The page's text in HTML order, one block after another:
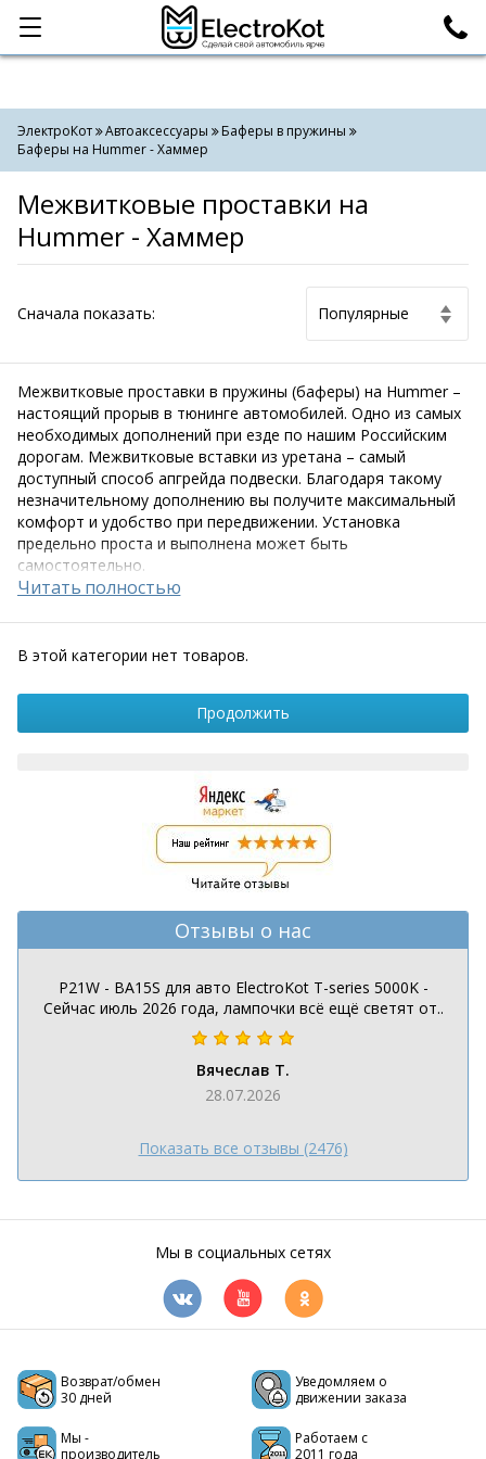
Категории Поиск
ЭлектроКот Автоаксессуары
Баферы в пружины
Баферы на Hummer - Хаммер
Межвитковые проставки на
Hummer - Хаммер
Cначала показать:
Межвитковые проставки в пружины (баферы) на Hummer –
настоящий прорыв в тюнинге автомобилей. Одно из самых
необходимых дополнений при езде по нашим Российским
дорогам. Межвитковые вставки из уретана – самый
доступный способ апгрейда подвески. Благодаря такому
незначительному дополнению вы получите максимальный
комфорт и удобство при передвижении. Установка
предельно проста и выполнена может быть
самостоятельно.
В этой категории нет товаров.
Продолжить
Отзывы о нас
P21W - BA15S для авто ElectroKot T-series 5000K -
Сейчас июль 2026 года, лампочки всё ещё светят от..
Вячеслав Т.
28.07.2026
Показать все отзывы (2476)
Мы в социальных сетях
Возврат/обмен
30 дней
Уведомляем о
движении заказа
Мы -
производитель
Работаем с
2011 года